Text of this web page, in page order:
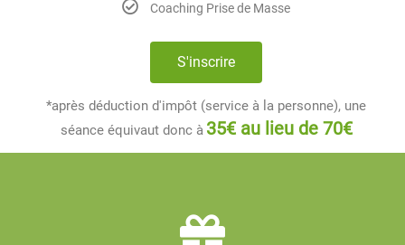
Coaching Prise de Masse
S'inscrire
*après déduction d'impôt (service à la personne), une
séance équivaut donc à 35€ au lieu de 70€